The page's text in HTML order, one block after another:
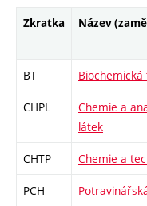
Zkratka Název
BT
CHPL
Chemie a
látek
CHTP Chemie a
PCH